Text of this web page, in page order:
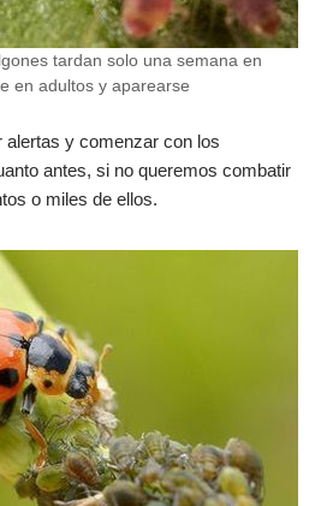
tardan solo una semana en
en adultos y aparearse
alertas y comenzar con los
antes, si no queremos combatir
o miles de ellos.